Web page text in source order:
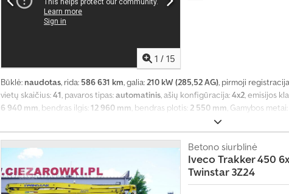
stebėsena, pilna techninės priežiūros istorija, trauki kontrolė, vairo
1 / 15
Būklė: naudotas, rida: 586 631 km, galia:210 kW (285,52 AG), pirmoji
vietų skaičius:41, pavaros tipas:automatinis, ašių konfigūracija:4x2, emisijos
6 940 mm, bendras ilgis:12 960 mm, bendras plotis: 2 550 mm, Gamybos metai:
Betono siurblinė
IvecoTrakker 450
Twinstar 3Z24